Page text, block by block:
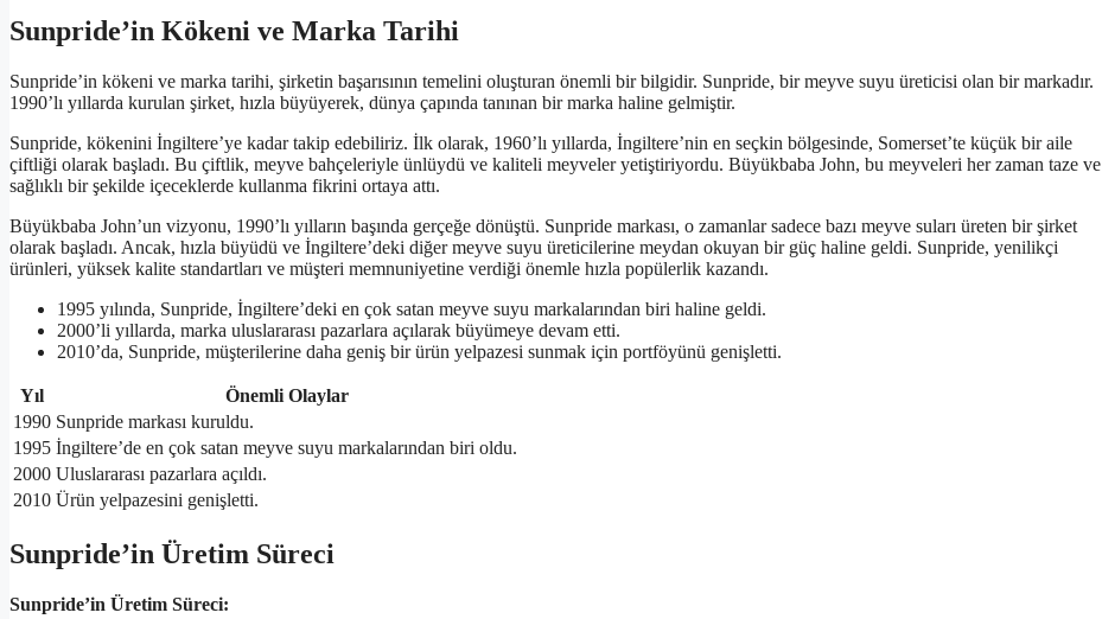
Sunpride’in Kökeni ve Marka Tarihi
Sunpride’in kökeni ve marka tarihi, şirketin başarısının temelini oluşturan önemli bir bilgidir. Sunpride, bir meyve suyu üreticisi olan bir markadır.
1990’lı yıllarda kurulan şirket, hızla büyüyerek, dünya çapında tanınan bir marka haline gelmiştir.
Sunpride, kökenini İngiltere’ye kadar takip edebiliriz. İlk olarak, 1960’lı yıllarda, İngiltere’nin en seçkin bölgesinde, Somerset’te küçük bir aile
çiftliği olarak başladı. Bu çiftlik, meyve bahçeleriyle ünlüydü ve kaliteli meyveler yetiştiriyordu. Büyükbaba John, bu meyveleri her zaman taze ve
sağlıklı bir şekilde içeceklerde kullanma fikrini ortaya attı.
Büyükbaba John’un vizyonu, 1990’lı yılların başında gerçeğe dönüştü. Sunpride markası, o zamanlar sadece bazı meyve suları üreten bir şirket
olarak başladı. Ancak, hızla büyüdü ve İngiltere’deki diğer meyve suyu üreticilerine meydan okuyan bir güç haline geldi. Sunpride, yenilikçi
ürünleri, yüksek kalite standartları ve müşteri memnuniyetine verdiği önemle hızla popülerlik kazandı.
1995 yılında, Sunpride, İngiltere’deki en çok satan meyve suyu markalarından biri haline geldi.
2000’li yıllarda, marka uluslararası pazarlara açılarak büyümeye devam etti.
2010’da, Sunpride, müşterilerine daha geniş bir ürün yelpazesi sunmak için portföyünü genişletti.
Yıl
Önemli Olaylar
1990 Sunpride markası kuruldu.
1995 İngiltere’de en çok satan meyve suyu markalarından biri oldu.
2000 Uluslararası pazarlara açıldı.
2010 Ürün yelpazesini genişletti.
Sunpride’in Üretim Süreci
Sunpride’in Üretim Süreci: